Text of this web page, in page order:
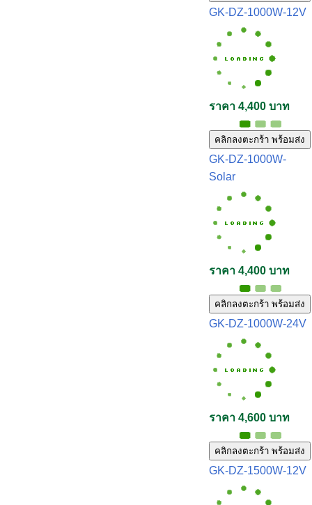
GK-DZ-1000W-12V
ราคา 4,400 บาท
คลิกลงตะกร้า พร้อมส่ง
GK-DZ-1000W-
Solar
ราคา 4,400 บาท
คลิกลงตะกร้า พร้อมส่ง
GK-DZ-1000W-24V
ราคา 4,600 บาท
คลิกลงตะกร้า พร้อมส่ง
GK-DZ-1500W-12V